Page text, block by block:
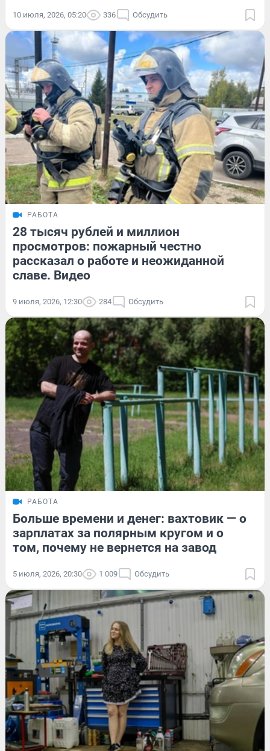
10 июля, 2026, 05:20 336 Обсудить
РАБОТА
28 тысяч рублей и миллион
просмотров: пожарный честно
рассказал о работе и неожиданной
славе. Видео
9 июля, 2026, 12:30 284 Обсудить
РАБОТА
Больше времени и денег: вахтовик — о
зарплатах за полярным кругом и о
том, почему не вернется на завод
5 июля, 2026, 20:30 1 009 Обсудить